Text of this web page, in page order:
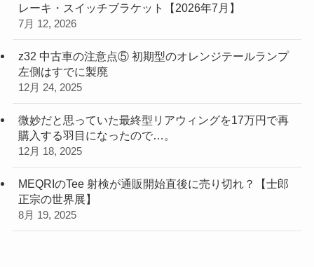
レーキ・スイッチブラケット【2026年7月】
7月 12, 2026
z32 中古車の注意点⑤ 初期型のオレンジテールランプ
左側はすでに製廃
12月 24, 2025
微妙だと思っていた最終型リアウィングを17万円で再
購入する羽目になったので…。
12月 18, 2025
MEQRIのTee 射検が通販開始直後に売り切れ？【士郎
正宗の世界展】
8月 19, 2025